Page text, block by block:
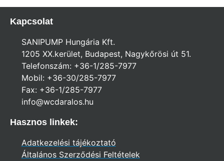
Kapcsolat
SANIPUMP Hungária Kft.
1205 XX.kerület, Budapest, Nagykőrösi út 51.
Telefonszám: +36-1/285-7977
Mobil: +36-30/285-7977
Fax: +36-1/285-7977
info@wcdaralos.hu
Hasznos linkek:
Adatkezelési tájékoztató
Általános Szerződési Feltételek